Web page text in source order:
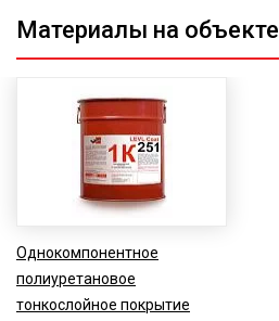
Материалы на объекте
Однокомпонентное
полиуретановое
тонкослойное покрытие